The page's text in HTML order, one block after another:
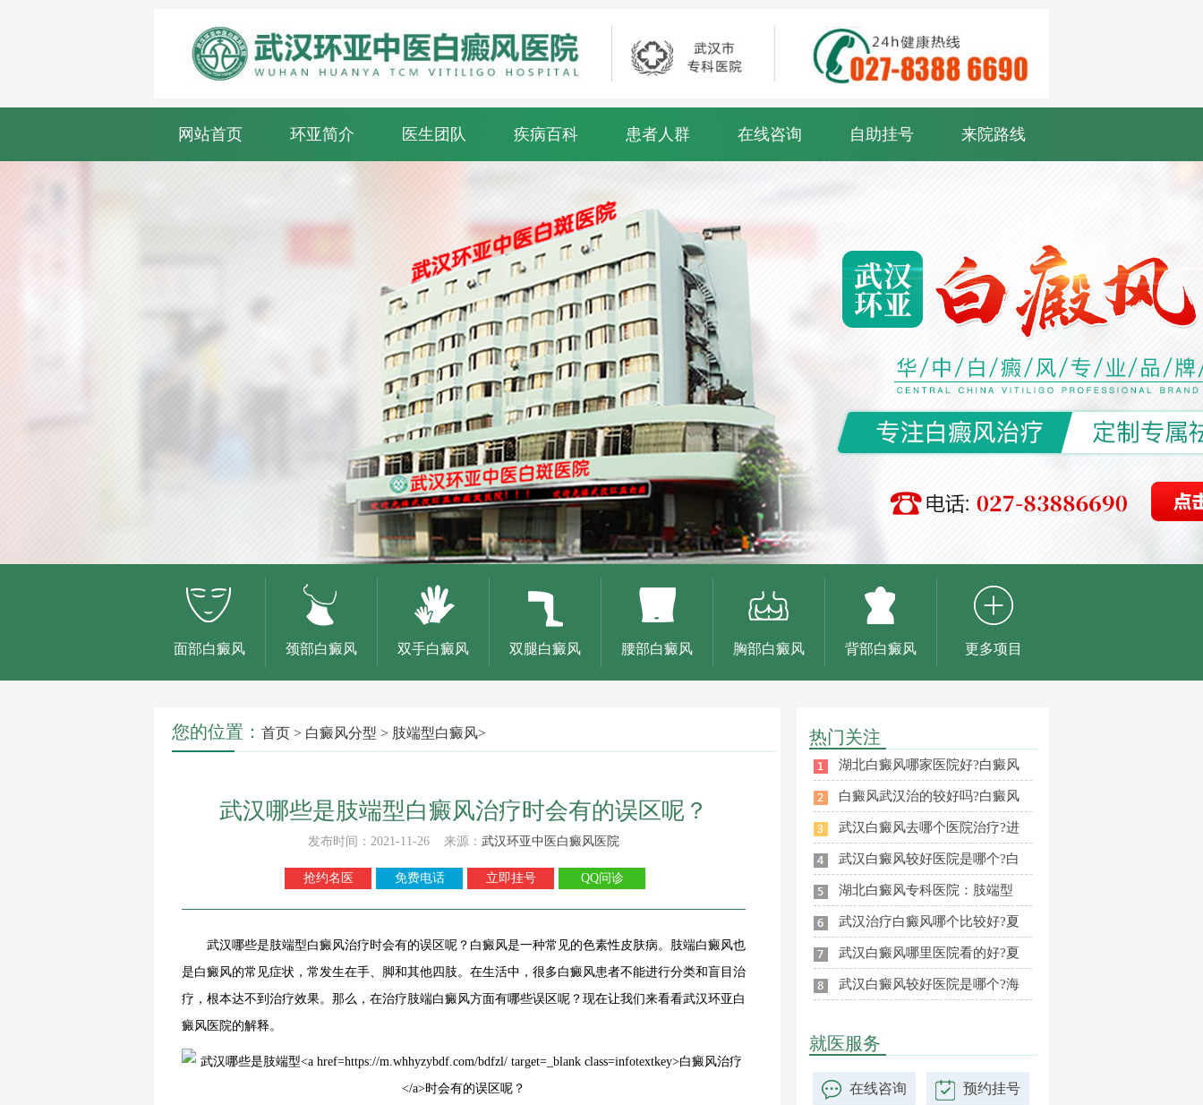
网站首页 环亚简介 医生团队 疾病百科 患者人群 在线咨询 自助挂号 来院路线
面部白癜风 颈部白癜风 双手白癜风 双腿白癜风 腰部白癜风 胸部白癜风 背部白癜风 更多项目
您的位置： 首页 > 白癜风分型 > 肢端型白癜风>
武汉哪些是肢端型白癜风治疗时会有的误区呢？
发布时间：2021-11-26 来源： 武汉环亚中医白癜风医院
抢约名医 免费电话 立即挂号 QQ问诊
武汉哪些是肢端型白癜风治疗时会有的误区呢？白癜风是一种常见的色素性皮肤病。肢端白癜风也
是白癜风的常见症状，常发生在手、脚和其他四肢。在生活中，很多白癜风患者不能进行分类和盲目治
疗，根本达不到治疗效果。那么，在治疗肢端白癜风方面有哪些误区呢？现在让我们来看看武汉环亚白
癜风医院的解释。
热门关注
湖北白癜风哪家医院好?白癜风
白癜风武汉治的较好吗?白癜风
武汉白癜风去哪个医院治疗?进
武汉白癜风较好医院是哪个?白
湖北白癜风专科医院：肢端型
武汉治疗白癜风哪个比较好?夏
武汉白癜风哪里医院看的好?夏
武汉白癜风较好医院是哪个?海
就医服务
在线咨询 预约挂号